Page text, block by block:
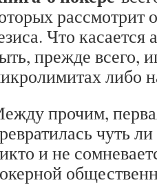
рассмотрит
Что
прежде всего,
либо
прочим,
чуть
и не